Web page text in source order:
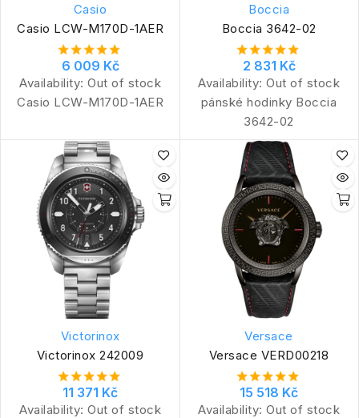
Casio
Casio LCW-M170D-1AER
6 009 Kč
Availability: Out of stock
Casio LCW-M170D-1AER
Boccia
Boccia 3642-02
2 831 Kč
Availability: Out of stock
pánské hodinky Boccia
3642-02
Victorinox
Victorinox 242009
11 371 Kč
Availability: Out of stock
Versace
Versace VERD00218
15 518 Kč
Availability: Out of stock